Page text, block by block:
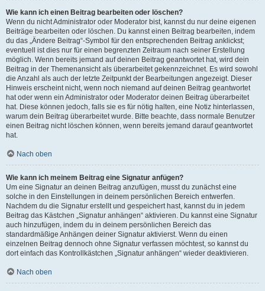
Wie kann ich einen Beitrag bearbeiten oder löschen?
Wenn du nicht Administrator oder Moderator bist, kannst du nur deine eigenen
Beiträge bearbeiten oder löschen. Du kannst einen Beitrag bearbeiten, indem
du das „Ändere Beitrag“-Symbol für den entsprechenden Beitrag anklickst;
eventuell ist dies nur für einen begrenzten Zeitraum nach seiner Erstellung
möglich. Wenn bereits jemand auf deinen Beitrag geantwortet hat, wird dein
Beitrag in der Themenansicht als überarbeitet gekennzeichnet. Es wird sowohl
die Anzahl als auch der letzte Zeitpunkt der Bearbeitungen angezeigt. Dieser
Hinweis erscheint nicht, wenn noch niemand auf deinen Beitrag geantwortet
hat oder wenn ein Administrator oder Moderator deinen Beitrag überarbeitet
hat. Diese können jedoch, falls sie es für nötig halten, eine Notiz hinterlassen,
warum dein Beitrag überarbeitet wurde. Bitte beachte, dass normale Benutzer
einen Beitrag nicht löschen können, wenn bereits jemand darauf geantwortet
hat.
Nach oben
Wie kann ich meinem Beitrag eine Signatur anfügen?
Um eine Signatur an deinen Beitrag anzufügen, musst du zunächst eine
solche in den Einstellungen in deinem persönlichen Bereich entwerfen.
Nachdem du die Signatur erstellt und gespeichert hast, kannst du in jedem
Beitrag das Kästchen „Signatur anhängen“ aktivieren. Du kannst eine Signatur
auch hinzufügen, indem du in deinem persönlichen Bereich das
standardmäßige Anhängen deiner Signatur aktivierst. Wenn du einen
einzelnen Beitrag dennoch ohne Signatur verfassen möchtest, so kannst du
dort einfach das Kontrollkästchen „Signatur anhängen“ wieder deaktivieren.
Nach oben